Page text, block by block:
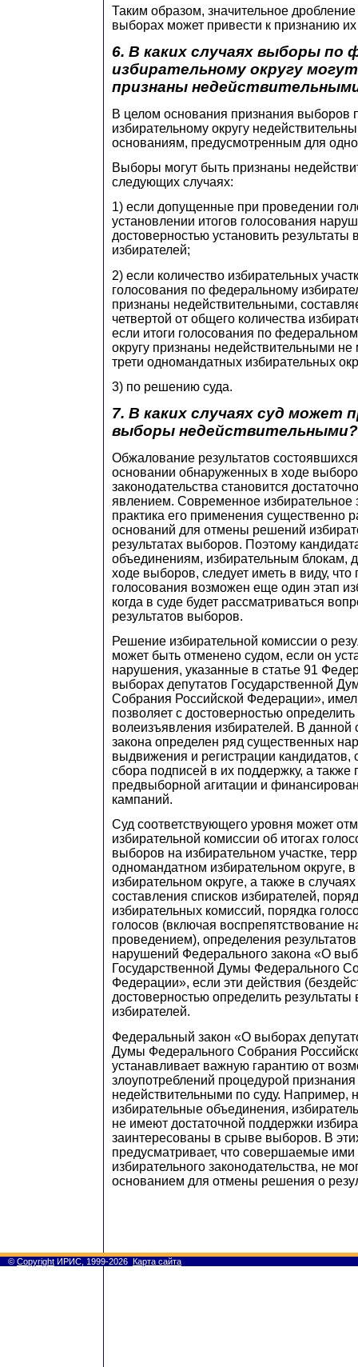
Таким образом, значительное
выборах может привести к признанию
6. В каких случаях выборы по
избирательному округу
признаны
В целом основания признания выборов
избирательному округу
основаниям, предусмотренным для
Выборы могут быть признаны
следующих случаях:
1) если допущенные при проведении
установлении итогов голосования
достоверностью установить результаты
избирателей;
2) если количество избирательных
голосования по федеральному
признаны недействительными,
четвертой от общего количества
если итоги голосования по
округу признаны недействительными
трети одномандатных избирательных
3) по решению суда.
7. В каких случаях суд может
выборы недействительными?
Обжалование результатов
основании обнаруженных в ходе
законодательства становится
явлением. Современное избирательное
практика его применения существенно
оснований для отмены решений
результатах выборов. Поэтому
объединениям, избирательным блокам,
ходе выборов, следует иметь в виду, что
голосования возможен еще один этап
когда в суде будет рассматриваться
результатов выборов.
Решение избирательной комиссии о
может быть отменено судом, если он
нарушения, указанные в статье 91
выборах депутатов Государственной
Собрания Российской Федерации»,
позволяет с достоверностью определить
волеизъявления избирателей. В данной
закона определен ряд существенных
выдвижения и регистрации кандидатов,
сбора подписей в их поддержку, а также
предвыборной агитации и
кампаний.
Суд соответствующего уровня может
избирательной комиссии об итогах
выборов на избирательном участке,
одномандатном избирательном округе,
избирательном округе, а также в
составления списков избирателей,
избирательных комиссий, порядка
голосов (включая воспрепятствование
проведением), определения
нарушений Федерального закона «О
Государственной Думы Федерального
Федерации», если эти действия
достоверностью определить
избирателей.
Федеральный закон «О выборах
Думы Федерального Собрания
устанавливает важную гарантию от
злоупотреблений процедурой
недействительными по суду. Например,
избирательные объединения,
не имеют достаточной поддержки
заинтересованы в срыве выборов. В
предусматривает, что совершаемые
избирательного законодательства, не
основанием для отмены решения о
© Copyright ИРИС, 1999-2026 Карта сайта